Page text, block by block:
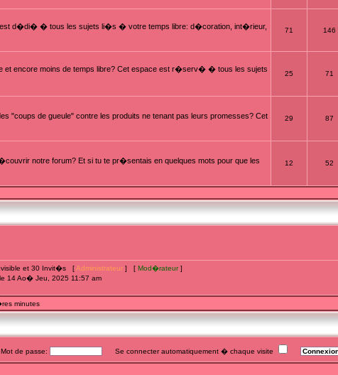
est d�di� � tous les sujets li�s � votre temps libre: d�coration, int�rieur,
71 146
et encore moins de temps libre? Cet espace est r�serv� � tous les sujets
25 71
"coups de gueule" contre les produits ne tenant pas leurs promesses? Cet
29 87
notre forum? Et si tu te pr�sentais en quelques mots pour que les
12 52
et 30 Invit�s [ Administrateur ] [ Mod�rateur]
le 14 Ao� Jeu, 2025 11:57 am
minutes
de passe: Se connecter automatiquement � chaque visite